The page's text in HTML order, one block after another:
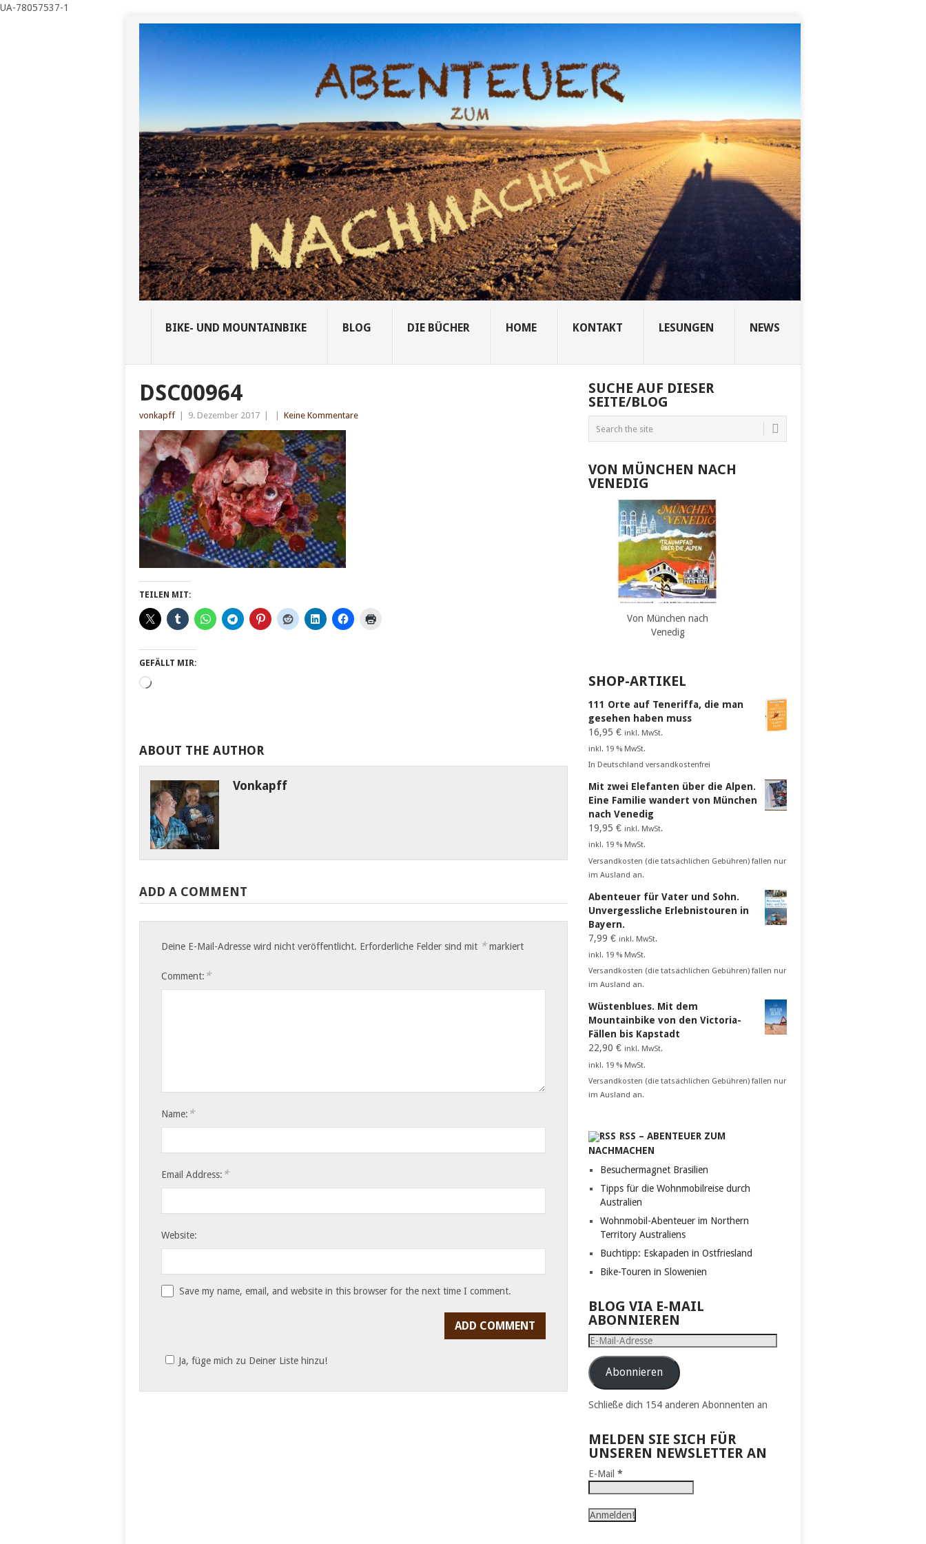
UA-78057537-1
BIKE- UND MOUNTAINBIKE BLOG DIE BÜCHER HOME KONTAKT LESUNGEN NEWS
DSC00964
vonkapff 9. Dezember 2017 Keine Kommentare
TEILEN MIT:
GEFÄLLT MIR:
Wird
ABOUT THE AUTHOR
Vonkapff
ADD A COMMENT
Deine E-Mail-Adresse wird nicht veröffentlicht. Erforderliche Felder sind mit *markiert
Comment: *
Name: *
Email Address: *
Website:
Save my name, email, and website in this browser for the next time I comment.
Ja, füge mich zu Deiner Liste hinzu!
SUCHE AUF DIESER
SEITE/BLOG
VON MÜNCHEN NACH
VENEDIG
Von München nach
Venedig
SHOP-ARTIKEL
111 Orte auf Teneriffa, die man
gesehen haben muss
16,95€ inkl. MwSt.
inkl. 19 % MwSt.
In Deutschland versandkostenfrei
Mit zwei Elefanten über die Alpen.
Eine Familie wandert von München
nach Venedig
19,95€ inkl. MwSt.
inkl. 19 % MwSt.
Versandkosten (die tatsächlichen Gebühren) fallen nur
im Ausland an.
Abenteuer für Vater und Sohn.
Unvergessliche Erlebnistouren in
Bayern.
7,99€ inkl. MwSt.
inkl. 19 % MwSt.
Versandkosten (die tatsächlichen Gebühren) fallen nur
im Ausland an.
Wüstenblues. Mit dem
Mountainbike von den Victoria-
Fällen bis Kapstadt
22,90€ inkl. MwSt.
inkl. 19 % MwSt.
Versandkosten (die tatsächlichen Gebühren) fallen nur
im Ausland an.
RSS – ABENTEUER ZUM
NACHMACHEN
Besuchermagnet Brasilien
Tipps für die Wohnmobilreise durch
Australien
Wohnmobil-Abenteuer im Northern
Territory Australiens
Buchtipp: Eskapaden in Ostfriesland
Bike-Touren in Slowenien
BLOG VIA E-MAIL
ABONNIEREN
E-
Mail-
AdresseAbonnieren
Schließe dich 154 anderen Abonnenten an
MELDEN SIE SICH FÜR
UNSEREN NEWSLETTER AN
E-Mail*